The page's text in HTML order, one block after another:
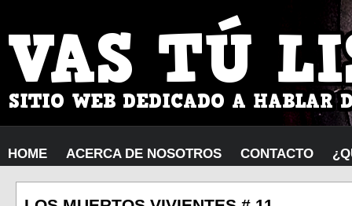
HOME ACERCA DE NOSOTROS CONTACTO